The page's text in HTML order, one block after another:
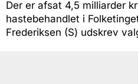
Der er afsat 4,5 milliarder
hastebehandlet i
Frederiksen (S) udskrev